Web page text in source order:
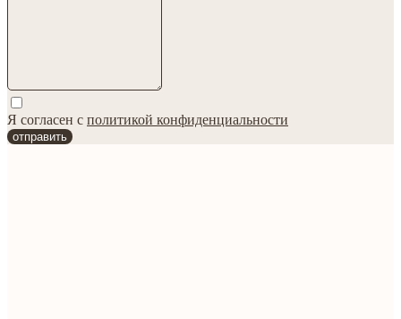
Я согласен с политикой конфиденциальности
отправить